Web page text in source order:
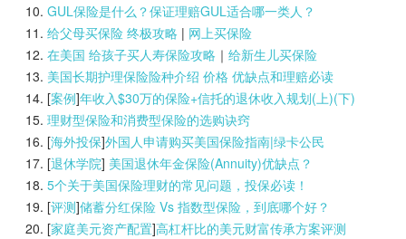
GUL保险是什么？保证理赔GUL适合哪一类人？
给父母买保险 终极攻略| 网上买保险
在美国 给孩子买人寿保险攻略｜ 给新生儿买保险
美国长期护理保险险种介绍 价格 优缺点和理赔必读
[案例]年收入$30万的保险+信托的退休收入规划(上)(下)
理财型保险和消费型保险的选购诀窍
[海外投保]外国人申请购买美国保险指南|绿卡公民
[退休学院] 美国退休年金保险(Annuity)优缺点？
5个关于美国保险理财的常见问题，投保必读！
[评测]储蓄分红保险 Vs 指数型保险，到底哪个好？
[家庭美元资产配置]高杠杆比的美元财富传承方案评测